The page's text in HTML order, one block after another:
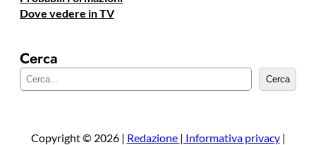
Dove vedere in TV
Cerca
e
a
Cerca
Copyright © 2026 | Redazione | Informativa privacy|